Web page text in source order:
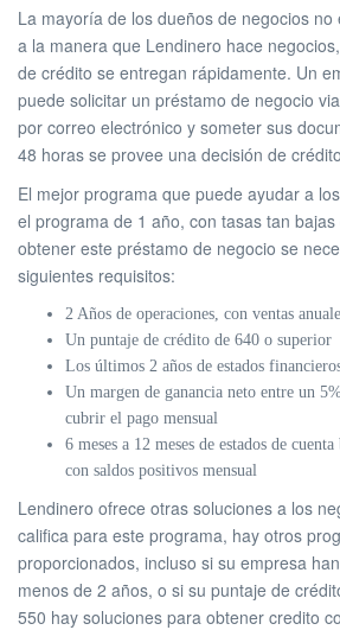
La mayoría de los dueños de negocios
a la manera que Lendinero hace
de crédito se entregan rápidamente. Un
puede solicitar un préstamo de negocio
por correo electrónico y someter sus
48 horas se provee una decisión de
El mejor programa que puede ayudar a
el programa de 1 año, con tasas tan
obtener este préstamo de negocio se
siguientes requisitos:
2 Años de operaciones, con ventas
Un puntaje de crédito de 640 o superior
Los últimos 2 años de estados
Un margen de ganancia neto entre un
cubrir el pago mensual
6 meses a 12 meses de estados de
con saldos positivos mensual
Lendinero ofrece otras soluciones a los
califica para este programa, hay otros
proporcionados, incluso si su empresa
menos de 2 años, o si su puntaje de
550 hay soluciones para obtener credito